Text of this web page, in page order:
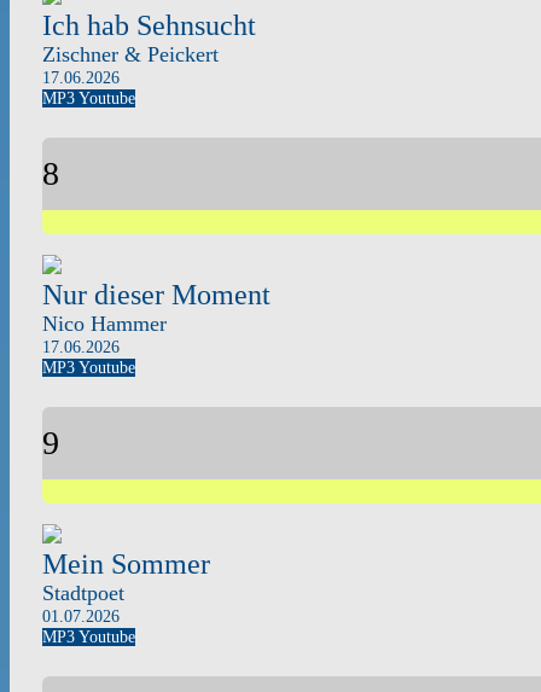
Ich hab Sehnsucht
Zischner & Peickert
17.06.2026
MP3Youtube
8
Nur dieser Moment
Nico Hammer
17.06.2026
MP3Youtube
9
Mein Sommer
Stadtpoet
01.07.2026
MP3Youtube